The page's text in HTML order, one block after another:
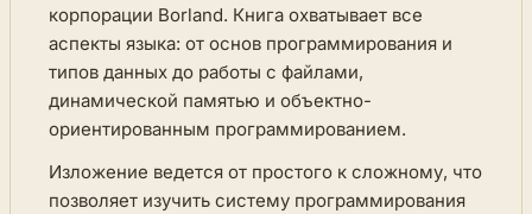
корпорации Borland. Книга охватывает все
аспекты языка: от основ программирования и
типов данных до работы с файлами,
динамической памятью и объектно-
ориентированным программированием.
Изложение ведется от простого к сложному, что
позволяет изучить систему программирования